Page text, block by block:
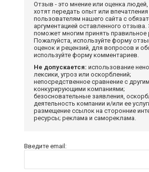
Отзыв - это мнение или оценка
хотят передать опыт или впечатления
пользователям нашего сайта с
аргументацией оставленного отзыва.
поможет многим принять правильное
Пожалуйста, используйте форму
оценок и рецензий, для вопросов и
используйте форму комментариев.
Не допускается: использование
лексики, угроз или оскорблений;
непосредственное сравнение с
конкурирующими компаниями;
безосновательные заявления,
деятельность компании и/или ее
размещение ссылок на сторонние
ресурсы; реклама и самореклама.
Введите email: